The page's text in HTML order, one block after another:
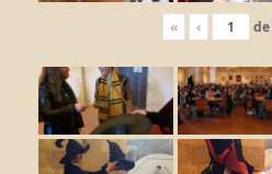
« ‹ de